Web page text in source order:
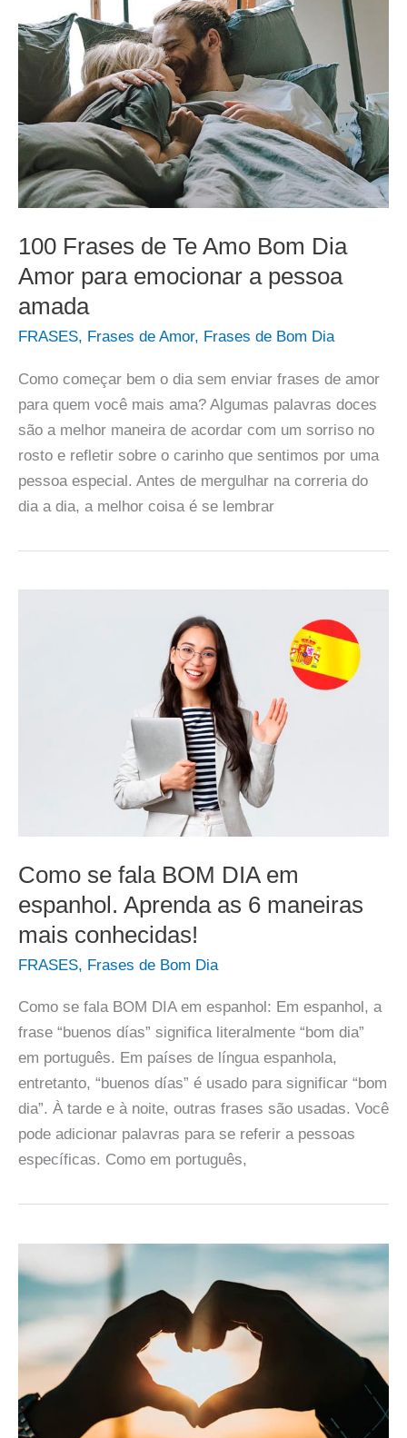
100 Frases de Te Amo Bom Dia
Amor para emocionar a pessoa
amada
FRASES, Frases de Amor, Frases de Bom Dia
Como começar bem o dia sem enviar frases de amor
para quem você mais ama? Algumas palavras doces
são a melhor maneira de acordar com um sorriso no
rosto e refletir sobre o carinho que sentimos por uma
pessoa especial. Antes de mergulhar na correria do
dia a dia, a melhor coisa é se lembrar
Como se fala BOM DIA em
espanhol. Aprenda as 6 maneiras
mais conhecidas!
FRASES, Frases de Bom Dia
Como se fala BOM DIA em espanhol: Em espanhol, a
frase “buenos días” significa literalmente “bom dia”
em português. Em países de língua espanhola,
entretanto, “buenos días” é usado para significar “bom
dia”. À tarde e à noite, outras frases são usadas. Você
pode adicionar palavras para se referir a pessoas
específicas. Como em português,